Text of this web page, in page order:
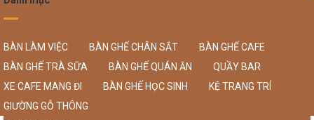
BÀN LÀM VIỆC BÀN GHẾ CHÂN SẮT
BÀN GHẾ CAFE
BÀN GHẾ TRÀ SỮA
BÀN GHẾ QUÁN ĂN
QUẦY BAR
XE CAFE MANG ĐI
BÀN GHẾ HỌC SINH
KỆ TRANG TRÍ
GIƯỜNG GỖ THÔNG